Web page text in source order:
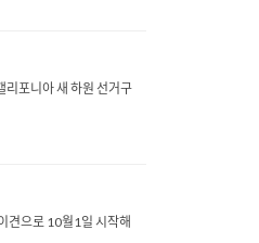
포니아 새 하원 선거구
견으로 10월1일 시작해